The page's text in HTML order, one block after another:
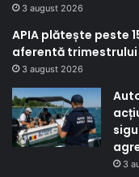
3 august 2026
APIA plătește peste
aferentă trimestrului
3 august 2026
3